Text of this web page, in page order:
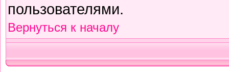
пользователями.
Вернуться к началу